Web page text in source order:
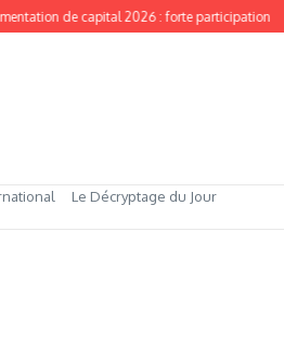
de capital 2026 : forte participation
Le Décryptage du Jour